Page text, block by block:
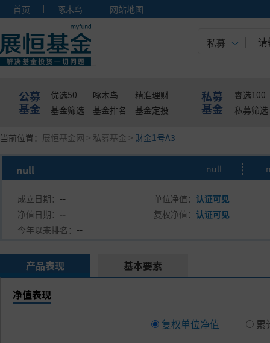
首页 啄木鸟 网站地图
私募
公募
基金
优选50 啄木鸟
精准理财
基金筛选
基金排名 基金定投
私募
基金
睿选100
私募筛选
当前位置： 展恒基金网 > 私募基金 > 财金1号A3
null null
成立日期： -- 单位净值：认证可见
净值日期： -- 复权净值：认证可见
今年以来排名： --
产品表现 基本要素
净值表现
复权单位净值 累